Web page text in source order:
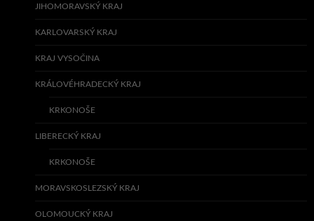
JIHOMORAVSKÝ KRAJ
KARLOVARSKÝ KRAJ
KRAJ VYSOČINA
KRÁLOVÉHRADECKÝ KRAJ
KRKONOŠE
LIBERECKÝ KRAJ
KRKONOŠE
MORAVSKOSLEZSKÝ KRAJ
OLOMOUCKÝ KRAJ